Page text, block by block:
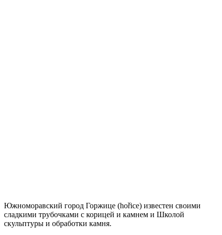
Южноморавский город Горжице (hořice) известен своими
сладкими трубочками с корицей и камнем и Школой
скульптуры и обработки камня.